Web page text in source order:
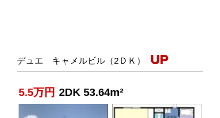
デュエ キャメルビル（2ＤＫ） UP
5.5万円 2DK 53.64m²